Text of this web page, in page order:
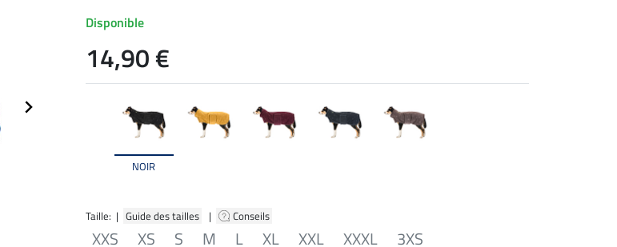
NOIR
Taille: | Guide des tailles | Conseils
XXS XS S M L XL XXL XXXL 3XS
Disponible
14,90 €